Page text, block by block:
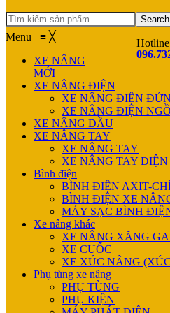
Search
Menu ≡ ╳
XE NÂNG
MỚI
XE NÂNG ĐIỆN
XE NÂNG ĐIỆN
XE NÂNG ĐIỆN
XE NÂNG DẦU
XE NÂNG TAY
XE NÂNG TAY
XE NÂNG TAY ĐIỆN
Bình điện
BÌNH ĐIỆN AXIT-
BÌNH ĐIỆN XE
MÁY SẠC BÌNH
Xe nâng khác
XE NÂNG XĂNG
XE CUỐC
XE XÚC NÂNG
Phụ tùng xe nâng
PHỤ TÙNG
PHỤ KIỆN